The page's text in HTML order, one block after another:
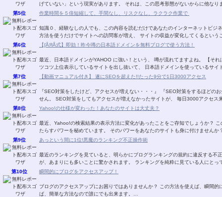
げていない」という現実があります。 それは、この思考形態がないから
第5位
作業時間を５倍短縮して、手間なし、リスクなし、ラクラク作業で
知識０、経験なしの人でも、この内容を読むだけであなたのインターネットビジネスの「販売力
第6位 【∫ÅЯÅ式】即効！昨今噂の日本語ドメインを無料ブログで使う方法！
最近、日本語ドメインがYAHOO に強い！という、 噂が流れてますよね。 【それは事実のようです！】 というのは、 ＳＥＯを掛け、コ
ツコツ上位表示しているサイトを出し抜いて、 日本語ドメインを使っている
第7位
【動画マニュアル付き】 遂にSEOを超えた!!たった9分で1日3000アクセス
『SEO対策をしたけど、アクセスが増えない・・・』 『SEO対策をするほどのお金も無い・・・』 もう、こ
せん。 SEO対策をしてもアクセスが増えなかったサイトが、 毎日3000アクセ
第8位
Yahoo!の仕様が変わった！あなたのサイトは大丈夫？
最近、Yahoo!の検索結果の表示方法に変化があったことをご存知でしょうか？ この変化は、ユーザーのクリック誘導に大きな変化をも
第9位 あっという間に1位!悪魔のランキング不正操作術
最近のランキングを見ていると、明らかにブログランキングの規約に違反する不
が、あまりにも多いことに驚かされます。 ランキングを
第10位
瞬間的にブログをアクセスアップ！
ブログのアクセスアップにお困りではありませんか？ この方法を使えば、瞬間的にアクセスがあがります！ 一度、手順を覚えてしまえ
ば、簡単な方法なので誰にでも出来ます。…